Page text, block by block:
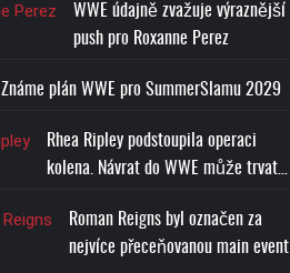
WWE údajně zvažuje výraznější
push pro Roxanne Perez
Známe plán WWE pro SummerSlamu 2029
Rhea Ripley podstoupila operaci
kolena. Návrat do WWE může trvat…
Roman Reigns byl označen za
nejvíce přeceňovanou main event